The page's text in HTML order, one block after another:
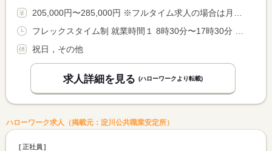
205,000円〜285,000円 ※フルタイム求人の場合は月額（換算額）、パート求人の場合は時間額を表示しています。
祝日，その他
求人詳細を見る (ハローワークより転載)
ハローワーク求人（掲載元：淀川公共職業安定所）
正社員